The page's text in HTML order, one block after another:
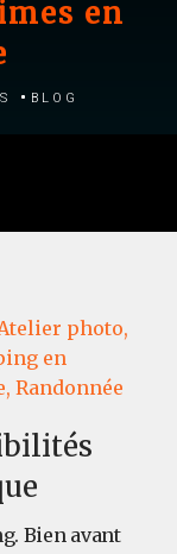
en
Blog
photo,
en
Randonnée
Bien avant